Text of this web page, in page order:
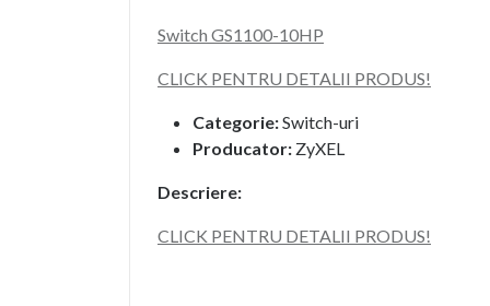
Switch GS1100-10HP
CLICK PENTRU DETALII PRODUS!
Categorie:Switch-uri
Producator: ZyXEL
Descriere:
CLICK PENTRU DETALII PRODUS!